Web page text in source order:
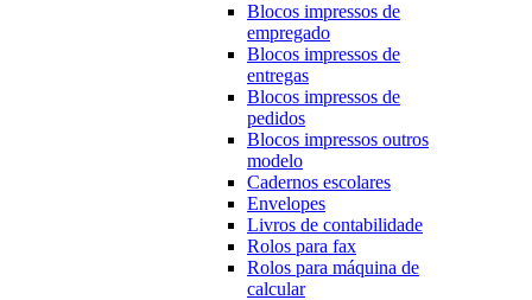
Blocos impressos de
empregado
Blocos impressos de
entregas
Blocos impressos de
pedidos
Blocos impressos outros
modelo
Cadernos escolares
Envelopes
Livros de contabilidade
Rolos para fax
Rolos para máquina de
calcular